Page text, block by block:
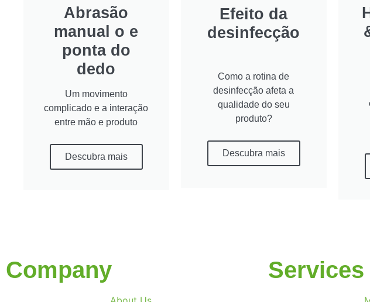
Abrasão
manual o e
ponta do
dedo
Um movimento
complicado e a interação
entre mão e produto
Descubra mais
Efeito da
desinfecção
Como a rotina de
desinfecção afeta a
qualidade do seu
produto?
Descubra mais
Company Services